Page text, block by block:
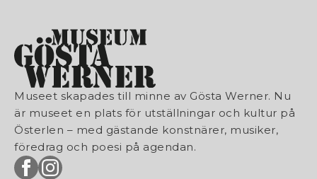
Museet skapades till minne av Gösta Werner. Nu
är museet en plats för utställningar och kultur på
Österlen – med gästande konstnärer, musiker,
föredrag och poesi på agendan.